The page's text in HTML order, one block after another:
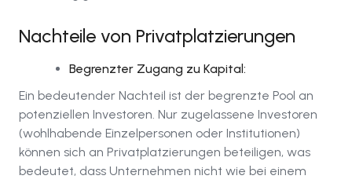
Nachteile von Privatplatzierungen
Begrenzter Zugang zu Kapital:
Ein bedeutender Nachteil ist der begrenzte Pool an
potenziellen Investoren. Nur zugelassene Investoren
(wohlhabende Einzelpersonen oder Institutionen)
können sich an Privatplatzierungen beteiligen, was
bedeutet, dass Unternehmen nicht wie bei einem